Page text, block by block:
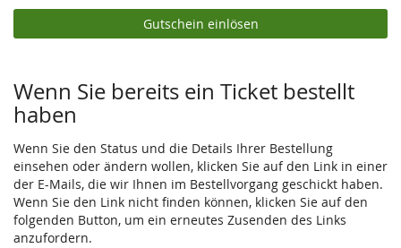
Gutschein einlösen
Wenn Sie bereits ein Ticket bestellt
haben
Wenn Sie den Status und die Details Ihrer Bestellung
einsehen oder ändern wollen, klicken Sie auf den Link in einer
der E-Mails, die wir Ihnen im Bestellvorgang geschickt haben.
Wenn Sie den Link nicht finden können, klicken Sie auf den
folgenden Button, um ein erneutes Zusenden des Links
anzufordern.